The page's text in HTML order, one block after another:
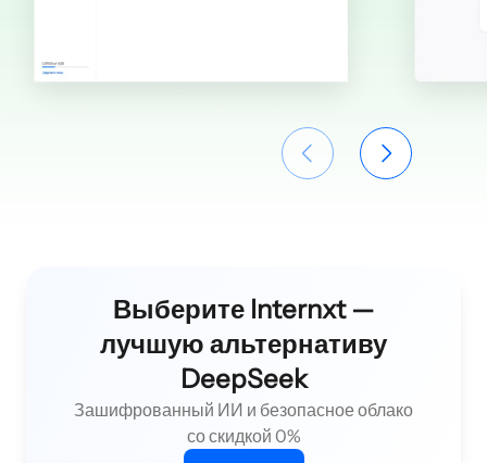
Выберите Internxt —
лучшую альтернативу
DeepSeek
Зашифрованный ИИ и безопасное облако
со скидкой 0%